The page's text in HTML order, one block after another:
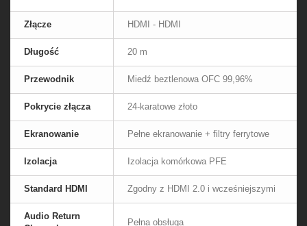
Złącze HDMI - HDMI
Długość 20 m
Przewodnik Miedź beztlenowa OFC 99,96%
Pokrycie złącza 24-karatowe złoto
Ekranowanie Pełne ekranowanie + filtry ferrytowe
Izolacja Izolacja komórkowa PFE
Standard HDMI Zgodny z HDMI 2.0 i wcześniejszymi
Audio Return
Pełna obsługa